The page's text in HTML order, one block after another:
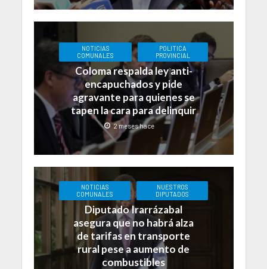
NOTICIAS
COMUNALES
POLITICA
PROVINCIAL
Coloma respalda ley anti-
encapuchados y pide
agravante para quienes se
tapen la cara para delinquir
2 meses hace
NOTICIAS
COMUNALES
NUESTROS
DIPUTADOS
Diputado Irarrázabal
asegura que no habrá alza
de tarifas en transporte
rural pese a aumento de
combustibles